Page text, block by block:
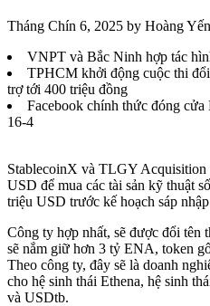
Tháng Chín 6, 2025 by Hoàng Yến
VNPT và Bắc Ninh hợp tác
TPHCM khởi động cuộc thi
trợ tới 400 triệu đồng
Facebook chính thức đóng
16-4
StablecoinX và TLGY Acquisition
USD để mua các tài sản kỹ thuật
triệu USD trước kế hoạch sáp
Công ty hợp nhất, sẽ được đổi tên
sẽ nắm giữ hơn 3 tỷ ENA, token
Theo công ty, đây sẽ là doanh
cho hệ sinh thái Ethena, hệ sinh
và USDtb.